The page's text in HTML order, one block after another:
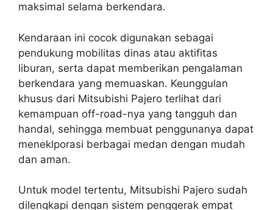
maksimal selama berkendara.
Kendaraan ini cocok digunakan sebagai
pendukung mobilitas dinas atau aktifitas
liburan, serta dapat memberikan pengalaman
berkendara yang memuaskan. Keunggulan
khusus dari Mitsubishi Pajero terlihat dari
kemampuan off-road-nya yang tangguh dan
handal, sehingga membuat penggunanya dapat
meneklporasi berbagai medan dengan mudah
dan aman.
Untuk model tertentu, Mitsubishi Pajero sudah
dilengkapi dengan sistem penggerak empat